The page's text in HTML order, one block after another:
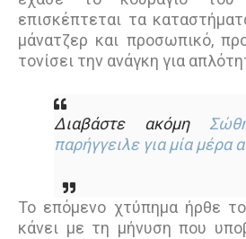
επισκέπτεται τα
µάνατζερ και προσωπικό,
τονίσει την ανάγκη για
Διαβάστε ακόμη
παρήγγειλε για μία μέρα
Το επόµενο χτύπηµα ήρθε
κάνει µε τη µήνυση που